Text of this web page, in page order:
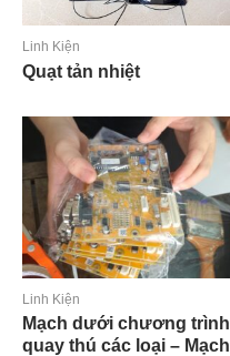
Linh Kiện
Quạt tản nhiệt
Linh Kiện
Mạch dưới chương trình
quay thú các loại – Mạch